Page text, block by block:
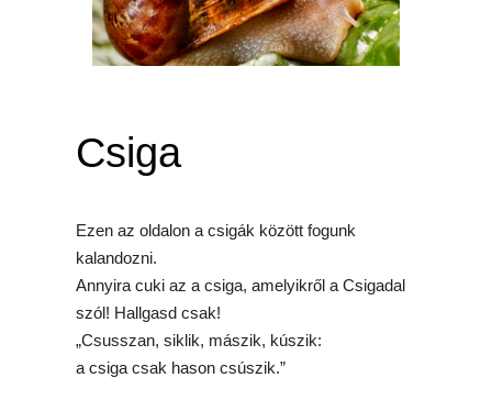
Csiga
Ezen az oldalon a csigák között fogunk
kalandozni.
Annyira cuki az a csiga, amelyikről a Csigadal
szól! Hallgasd csak!
„Csusszan, siklik, mászik, kúszik:
a csiga csak hason csúszik.”